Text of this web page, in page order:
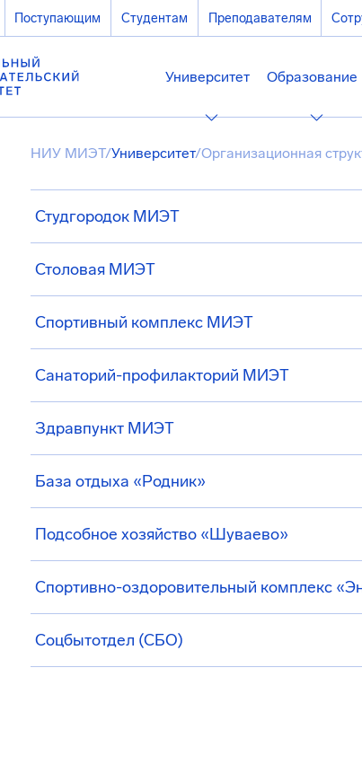
Поступающим Студентам Преподавателям
Университет Образование
НИУ МИЭТ/Университет/Организационная
Студгородок МИЭТ
Столовая МИЭТ
Спортивный комплекс МИЭТ
Санаторий-профилакторий МИЭТ
Здравпункт МИЭТ
База отдыха «Родник»
Подсобное хозяйство «Шуваево»
Спортивно-оздоровительный комплекс
Соцбытотдел (СБО)